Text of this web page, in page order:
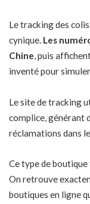
Le tracking des
cynique. Les
Chine, puis
inventé pour
Le site de tracking
complice, générant
réclamations dans
Ce type de boutique
On retrouve
boutiques en ligne